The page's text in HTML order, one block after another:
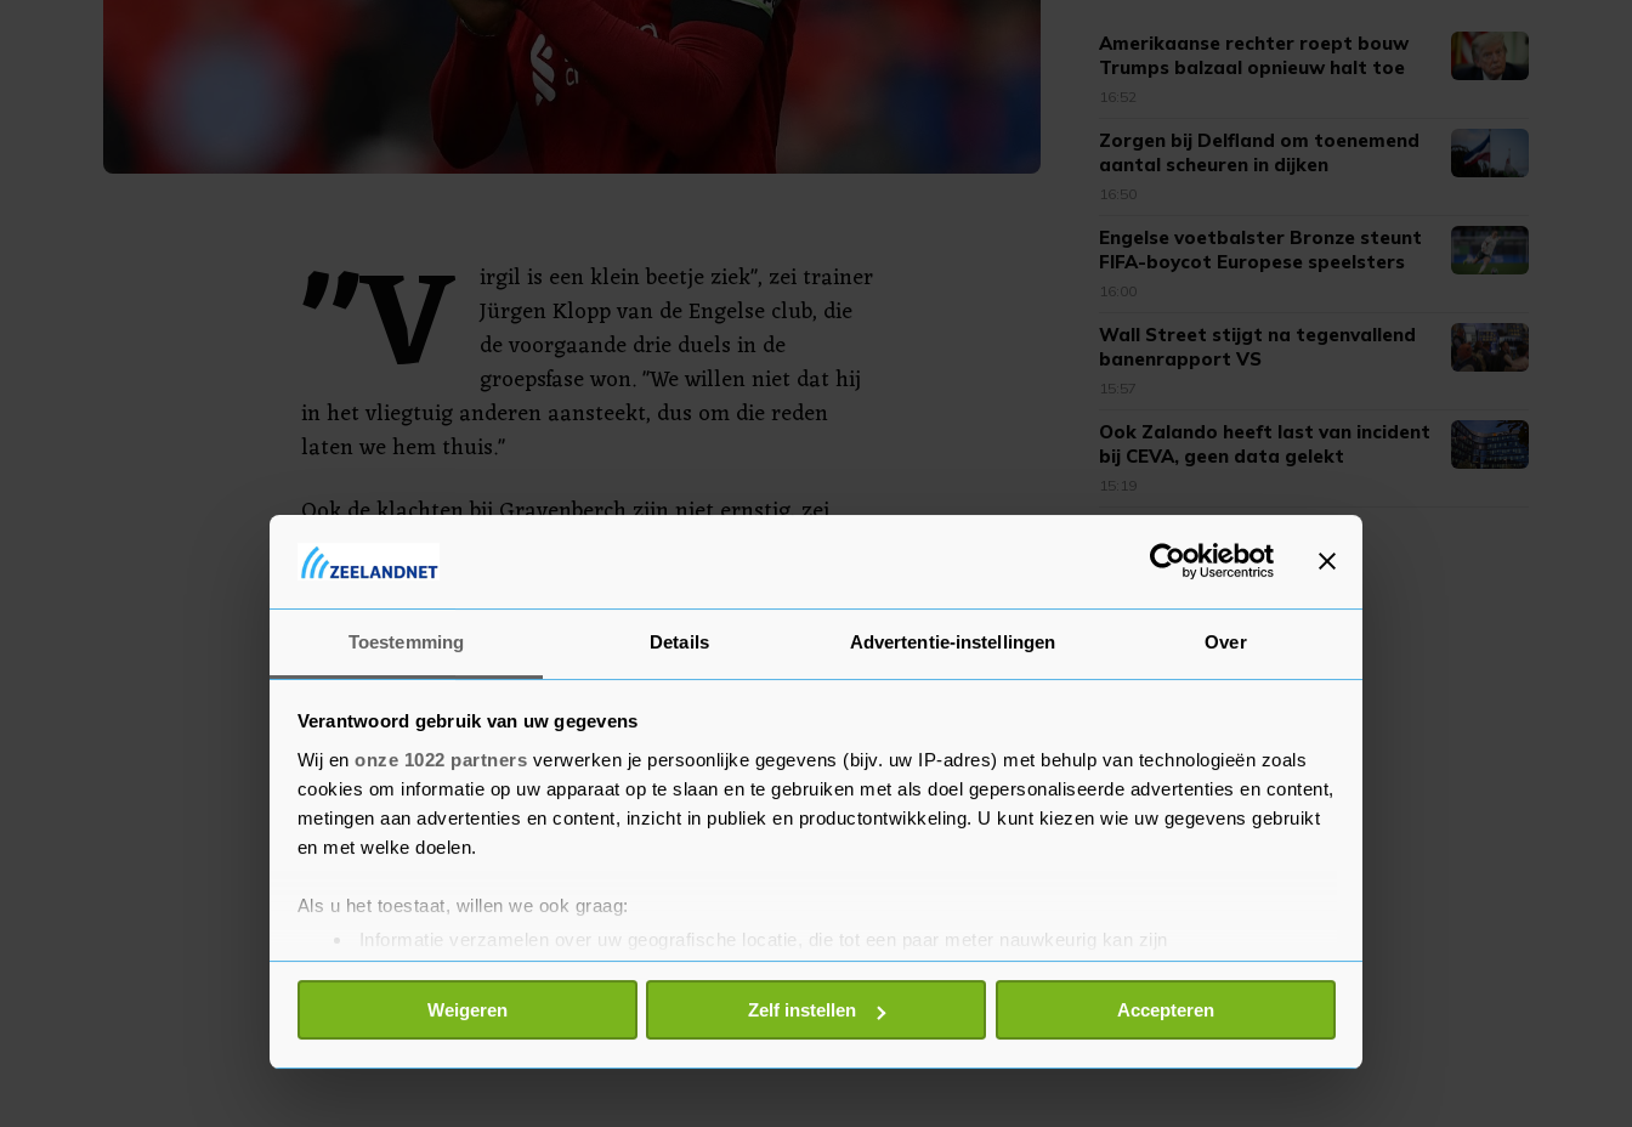
Toestemming Details Advertentie-instellingen Over
Verantwoord gebruik van uw gegevens
Wij en onze 1022 partners verwerken je persoonlijke gegevens (bijv. uw IP-adres) met behulp van technologieën zoals
cookies om informatie op uw apparaat op te slaan en te gebruiken met als doel gepersonaliseerde advertenties en content,
metingen aan advertenties en content, inzicht in publiek en productontwikkeling. U kunt kiezen wie uw gegevens gebruikt
en met welke doelen.
Als u het toestaat, willen we ook graag:
Informatie verzamelen over uw geografische locatie, die tot een paar meter nauwkeurig kan zijn
Uw apparaat identificeren door het actief te scannen op specifieke eigenschappen (fingerprinting)
Lees meer over hoe uw persoonlijke gegevens worden verwerkt en stel uw voorkeuren in het
detailgedeelte
toestemming op elk moment wijzigen of intrekken in de Cookieverklaring.
Weigeren Zelf instellen Accepteren
"V
irgil is een klein beetje ziek", zei trainer
Jürgen Klopp van de Engelse club, die
de voorgaande drie duels in de
groepsfase won. "We willen niet dat hij
in het vliegtuig anderen aansteekt, dus om die reden
laten we hem thuis."
Ook de klachten bij Gravenberch zijn niet ernstig, zei
Klopp. "Hij kon vandaag op de training alweer rennen,
maar de wedstrijd tegen Toulouse kan hij niet meedoen.
Ik verwacht dat hij er zondag tegen Brentford alweer bij
Amerikaanse rechter roept bouw
Trumps balzaal opnieuw halt toe
16:52
Zorgen bij Delfland om toenemend
aantal scheuren in dijken
16:50
Engelse voetbalster Bronze steunt
FIFA-boycot Europese speelsters
16:00
Wall Street stijgt na tegenvallend
banenrapport VS
15:57
Ook Zalando heeft last van incident
bij CEVA, geen data gelekt
15:19